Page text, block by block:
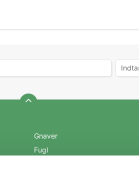
Gnaver
Fugl